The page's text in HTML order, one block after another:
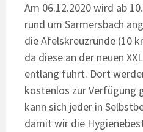
Am 06.12.2020 wird ab
rund um Sarmersbach
die Afelskreuzrunde (10
da diese an der neuen
entlang führt. Dort
kostenlos zur Verfügung
kann sich jeder in
damit wir die